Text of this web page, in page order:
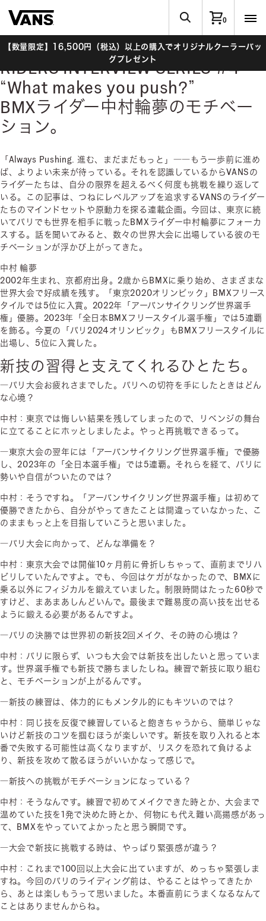
0
【数量限定】16,500円（税込）以上の購入でオリジナルクーラーバッ
グプレゼント
RIDERS INTERVIEW SERIES #4
“What makes you push?”
BMXライダー中村輪夢のモチベー
ション。
「Always Pushing. 進む、まだまだもっと」――もう一歩前に進め
ば、よりよい未来が待っている。それを認識しているからVANSの
ライダーたちは、自分の限界を超えるべく何度も挑戦を繰り返して
いる。この記事は、つねにレベルアップを追求するVANSのライダー
たちのマインドセットや原動力を探る連載企画。今回は、東京に続
いてパリでも世界を相手に戦ったBMXライダー中村輪夢にフォーカ
スする。話を聞いてみると、数々の世界大会に出場している彼のモ
チベーションが浮かび上がってきた。
中村 輪夢
2002年生まれ、京都府出身。2歳からBMXに乗り始め、さまざまな
世界大会で好成績を残す。「東京2020オリンピック」BMXフリース
タイルでは5位に入賞。2022年「アーバンサイクリング世界選手
権」優勝。2023年「全日本BMXフリースタイル選手権」では5連覇
を飾る。今夏の「パリ2024オリンピック」もBMXフリースタイルに
出場し、5位に入賞した。
新技の習得と支えてくれるひとたち。
―パリ大会お疲れさまでした。パリへの切符を手にしたときはどん
な心境？
中村：東京では悔しい結果を残してしまったので、リベンジの舞台
に立てることにホッとしましたよ。やっと再挑戦できるって。
―東京大会の翌年には「アーバンサイクリング世界選手権」で優勝
し、2023年の「全日本選手権」では5連覇。それらを経て、パリに
勢いや自信がついたのでは？
中村：そうですね。「アーバンサイクリング世界選手権」は初めて
優勝できたから、自分がやってきたことは間違っていなかった、こ
のままもっと上を目指していこうと思いました。
―パリ大会に向かって、どんな準備を？
中村：東京大会では開催10ヶ月前に骨折しちゃって、直前までリハ
ビリしていたんですよ。でも、今回はケガがなかったので、BMXに
乗る以外にフィジカルを鍛えていました。制限時間はたった60秒で
すけど、まあまあしんどいんで。最後まで難易度の高い技を出せる
ように鍛える必要があるんですよ。
―パリの決勝では世界初の新技2回メイク、その時の心境は？
中村：パリに限らず、いつも大会では新技を出したいと思っていま
す。世界選手権でも新技で勝ちましたしね。練習で新技に取り組む
と、モチベーションが上がるんです。
―新技の練習は、体力的にもメンタル的にもキツいのでは？
中村：同じ技を反復で練習していると飽きちゃうから、簡単じゃな
いけど新技のコツを掴むほうが楽しいです。新技を取り入れると本
番で失敗する可能性は高くなりますが、リスクを恐れて負けるよ
り、新技を攻めて散るほうがいいかなって感じで。
―新技への挑戦がモチベーションになっている？
中村：そうなんです。練習で初めてメイクできた時とか、大会まで
温めていた技を1発で決めた時とか、何物にも代え難い高揚感があっ
て、BMXをやっていてよかったと思う瞬間です。
―大会で新技に挑戦する時は、やっぱり緊張感が違う？
中村：これまで100回以上大会に出ていますが、めっちゃ緊張しま
すね。今回のパリのライディング前は、やることはやってきたか
ら、あとは楽しもうって思いました。本番直前にうまくなるなんて
ことはありませんからね。